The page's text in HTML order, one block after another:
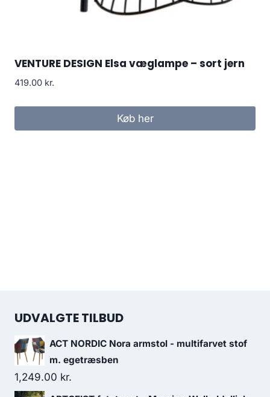
VENTURE DESIGN Elsa væglampe – sort jern
419.00 kr.
Køb her
UDVALGTE TILBUD
ACT NORDIC Nora armstol - multifarvet stof
m. egetræsben
1,249.00 kr.